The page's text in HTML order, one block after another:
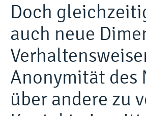
Doch
auch neue
Anonymität des
über andere zu